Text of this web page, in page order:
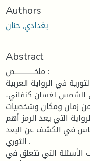
Authors
بغدادي, حنان
Abstract
ملخـــــــــــــص :
في الرواية العربية
الشمس لغسان كنفاني،
من زمان ومكان وشخصيات
التي يعد الرمز أهم
في الكشف عن البعد
الثوري .
الأسئلة التي تتعلق في